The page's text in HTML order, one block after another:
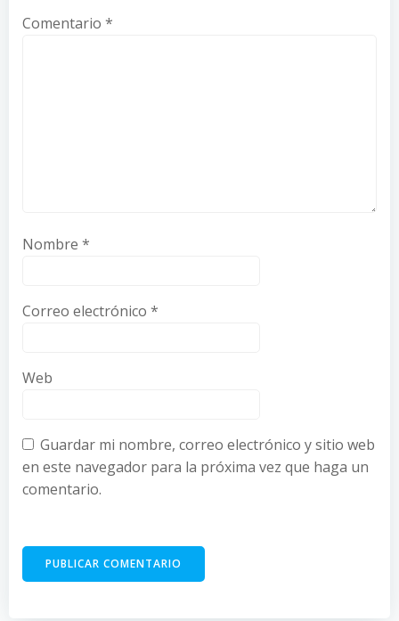
Comentario *
Nombre *
Correo electrónico *
Web
Guardar mi nombre, correo electrónico y sitio web
en este navegador para la próxima vez que haga un
comentario.